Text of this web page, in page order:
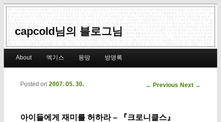
capcold님의 블로그님
Skip to primary content
Skip to secondary content
About 엑기스 몽땅 방명록
Post navigation
← Previous Next →
아이들에게 재미를 허하라 – 『크로니클스』
Posted on 2007. 05. 30.